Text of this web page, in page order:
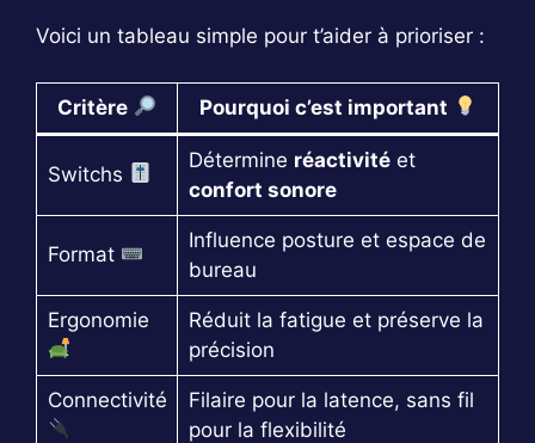
Voici un tableau simple pour t’aider à prioriser :
Critère Pourquoi c’est important
Switchs
Détermine réactivitéet
confort sonore
Format
Influence posture et espace de
bureau
Ergonomie
Réduit la fatigue et préserve la
précision
Connectivité
Filaire pour la latence, sans fil
pour la flexibilité